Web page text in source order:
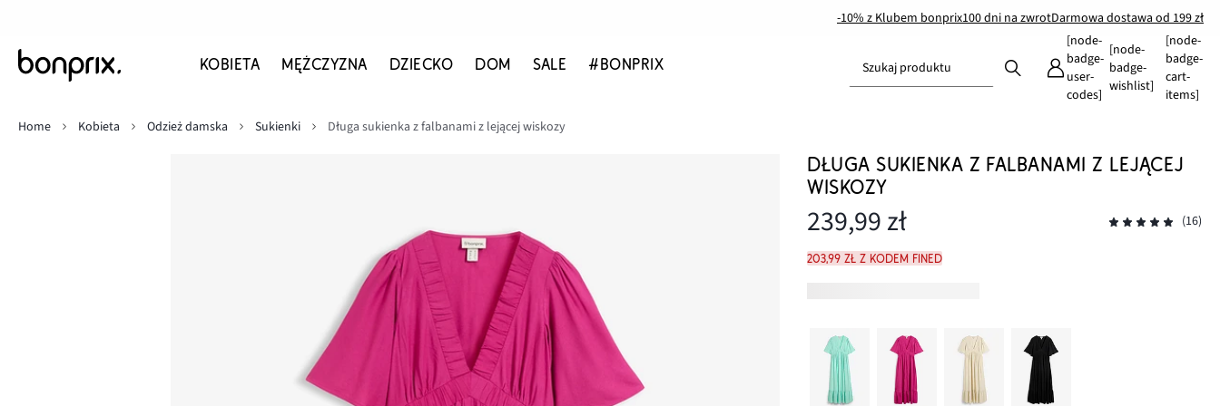
-10% z Klubem bonprix100 dni na zwrotDarmowa dostawa od 199 zł
KOBIETA MĘŻCZYZNA DZIECKO DOM SALE #BONPRIX Szukaj produktu
[node-
badge-
user-
codes]
[node-
badge-
wishlist]
[node-
badge-
cart-
items]
Home
Kobieta Odzież damska Sukienki Długa sukienka z falbanami z lejącej wiskozy
DŁUGA SUKIENKA Z FALBANAMI Z LEJĄCEJ
WISKOZY
239,99 zł (16)
203,99 zł z kodem FINED